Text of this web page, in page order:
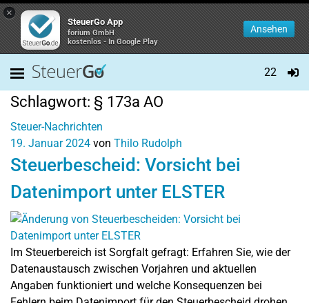
×
SteuerGo App
forium GmbH
kostenlos - In Google Play
Ansehen
22
Schlagwort: § 173a AO
Steuer-Nachrichten
19. Januar 2024 von Thilo Rudolph
Steuerbescheid: Vorsicht bei
Datenimport unter ELSTER
Im Steuerbereich ist Sorgfalt gefragt: Erfahren Sie, wie der
Datenaustausch zwischen Vorjahren und aktuellen
Angaben funktioniert und welche Konsequenzen bei